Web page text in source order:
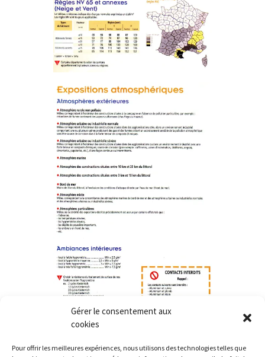
Gérer le consentement aux
cookies
Pour offrir les meilleures expériences, nous utilisons des technologies telles que